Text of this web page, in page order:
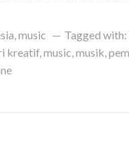
,music Tagged with:
kreatif,music,musik,